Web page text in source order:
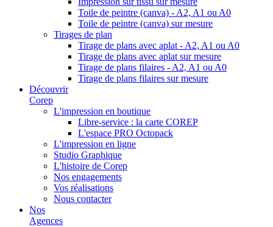
Toile de peintre (canva) - A2, A1 ou A0
Toile de peintre (canva) sur mesure
Tirages de plan
Tirage de plans avec aplat - A2, A1 ou A0
Tirage de plans avec aplat sur mesure
Tirage de plans filaires - A2, A1 ou A0
Tirage de plans filaires sur mesure
Découvrir
Corep
L'impression en boutique
Libre-service : la carte COREP
L'espace PRO Octopack
L'impression en ligne
Studio Graphique
L'histoire de Corep
Nos engagements
Vos réalisations
Nous contacter
Nos
Agences